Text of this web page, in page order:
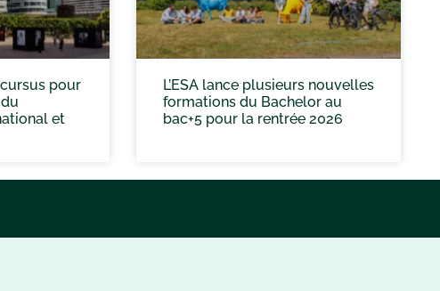
cursus pour
et
L’ESA lance plusieurs nouvelles
formations du Bachelor au
bac+5 pour la rentrée 2026